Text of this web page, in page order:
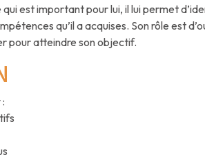
est important pour lui, il lui permet
qu’il a acquises. Son rôle est
pour atteindre son objectif.